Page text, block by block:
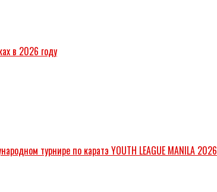
в 2026 году
турнире по каратэ YOUTH LEAGUE MANILA 2026